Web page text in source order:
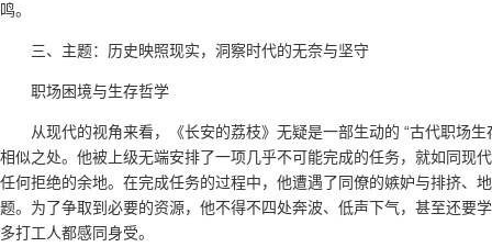
鸣。
三、主题：历史映照现实，洞察时代的无奈与坚守
职场困境与生存哲学
从现代的视角来看，《长安的荔枝》无疑是一部生动的 “古代职场
相似之处。他被上级无端安排了一项几乎不可能完成的任务，就如同现
任何拒绝的余地。在完成任务的过程中，他遭遇了同僚的嫉妒与排挤、
题。为了争取到必要的资源，他不得不四处奔波、低声下气，甚至还要
多打工人都感同身受。